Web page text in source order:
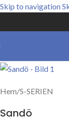
Skip to navigation
Hem/S-SERIEN
Sandö